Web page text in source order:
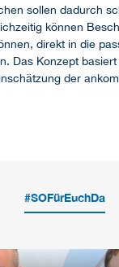
sollen dadurch
können
direkt in die
Das Konzept
der
#SOFürEuchDa